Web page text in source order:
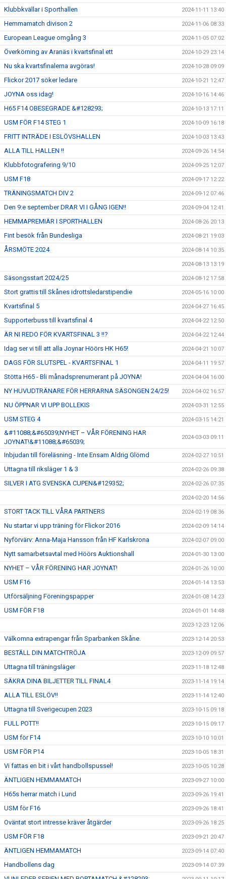
Klubbkvällar i Sporthallen 2024-11-11 13:40
Hemmamatch divison 2 2024-11-06 08:33
European League omgång 3 2024-11-05 07:02
Överkörning av Aranäs i kvartsfinal ett 2024-10-29 23:14
Nu ska kvartsfinalerna avgöras! 2024-10-28 09:09
Flickor 2017 söker ledare 2024-10-21 12:47
JOYNA oss idag! 2024-10-16 14:46
H65 F14 OBESEGRADE &#128293; 2024-10-13 17:11
USM FÖR F14 STEG 1 2024-10-09 16:18
FRITT INTRÄDE I ESLÖVSHALLEN 2024-10-03 13:43
ALLA TILL HALLEN !! 2024-09-26 14:54
Klubbfotografering 9/10 2024-09-25 12:07
USM F18 2024-09-17 12:22
TRÄNINGSMATCH DIV 2 2024-09-12 07:46
Den 9:e september DRAR VI I GÅNG IGEN!! 2024-09-04 12:41
HEMMAPREMIÄR I SPORTHALLEN 2024-08-26 20:13
Fint besök från Bundesliga 2024-08-21 19:03
ÅRSMÖTE 2024 2024-08-14 10:35
2024-08-13 13:19
Säsongsstart 2024/25 2024-08-12 17:58
Stort grattis till Skånes idrottsledarstipendie 2024-05-16 10:00
Kvartsfinal 5 2024-04-27 16:45
Supporterbuss till kvartsfinal 4 2024-04-22 12:50
ÄR NI REDO FÖR KVARTSFINAL 3 !!? 2024-04-22 12:44
Idag ser vi till att alla Joynar Höörs HK H65! 2024-04-21 10:07
DAGS FÖR SLUTSPEL - KVARTSFINAL 1 2024-04-11 19:57
Stötta H65 - Bli månadsprenumerant på JOYNA! 2024-04-04 16:00
NY HUVUDTRÄNARE FÖR HERRARNA SÄSONGEN 24/25! 2024-04-02 16:57
NU ÖPPNAR VI UPP BOLLEKIS 2024-03-31 12:55
USM STEG 4 2024-03-15 14:21
&#11088;&#65039;NYHET – VÅR FÖRENING HAR
JOYNAT!&#11088;&#65039;
2024-03-03 09:11
Inbjudan till föreläsning - Inte Ensam Aldrig Glömd 2024-02-27 10:51
Uttagna till riksläger 1 & 3 2024-02-26 09:38
SILVER I ATG SVENSKA CUPEN&#129352; 2024-02-26 07:35
2024-02-20 14:56
STORT TACK TILL VÅRA PARTNERS 2024-02-19 08:36
Nu startar vi upp träning för Flickor 2016 2024-02-09 14:14
Nyförvärv: Anna-Maja Hansson från HF Karlskrona 2024-02-07 09:00
Nytt samarbetsavtal med Höörs Auktionshall 2024-01-30 13:00
NYHET – VÅR FÖRENING HAR JOYNAT! 2024-01-26 10:00
USM F16 2024-01-14 13:53
Utförsäljning Föreningspapper 2024-01-08 14:23
USM FÖR F18 2024-01-01 14:48
2023-12-23 12:06
Välkomna extrapengar från Sparbanken Skåne. 2023-12-14 20:53
BESTÄLL DIN MATCHTRÖJA 2023-12-09 09:57
Uttagna till träningsläger 2023-11-18 12:48
SÄKRA DINA BILJETTER TILL FINAL4 2023-11-14 19:14
ALLA TILL ESLÖV!! 2023-11-14 12:40
Uttagna till Sverigecupen 2023 2023-10-15 09:18
FULL POTT!! 2023-10-15 09:17
USM för F14 2023-10-10 10:01
USM FÖR P14 2023-10-05 18:31
Vi fattas en bit i vårt handbollspussel! 2023-10-05 10:28
ÄNTLIGEN HEMMAMATCH 2023-09-27 10:00
H65s herrar match i Lund 2023-09-26 19:41
USM för F16 2023-09-26 18:41
Oväntat stort intresse kräver åtgärder 2023-09-26 18:25
USM FÖR F18 2023-09-21 20:47
ÄNTLIGEN HEMMAMATCH 2023-09-14 07:40
Handbollens dag 2023-09-14 07:39